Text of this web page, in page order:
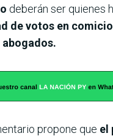
deberán ser quienes
de votos en
propone que el